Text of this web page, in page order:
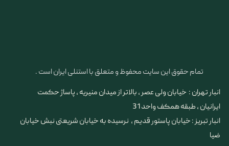
تمام حقوق این سایت محفوظ و متعلق با استنلی ایران است .
انبار تهران : خیابان ولی عصر ، بالاتر از میدان منیریه ، پاساژ حکمت
ایرانیان ، طبقه همکف واحد 31
​​​​​​​انبار تبریز : خیابان پاستور قدیم ، نرسیده به خیابان شریعتی نبش خیابان
ضیا